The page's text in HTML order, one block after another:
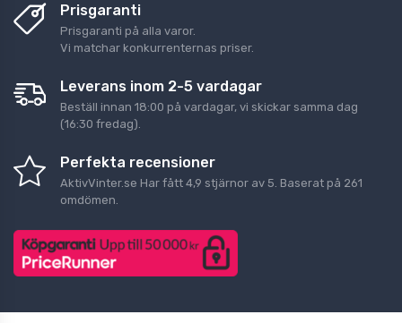
Prisgaranti
Prisgaranti på alla varor.
Vi matchar konkurrenternas priser.
Leverans inom 2-5 vardagar
Beställ innan 18:00 på vardagar, vi skickar samma dag
(16:30 fredag).
Perfekta recensioner
AktivVinter.se Har fått 4,9 stjärnor av 5 . Baserat på 261
omdömen.